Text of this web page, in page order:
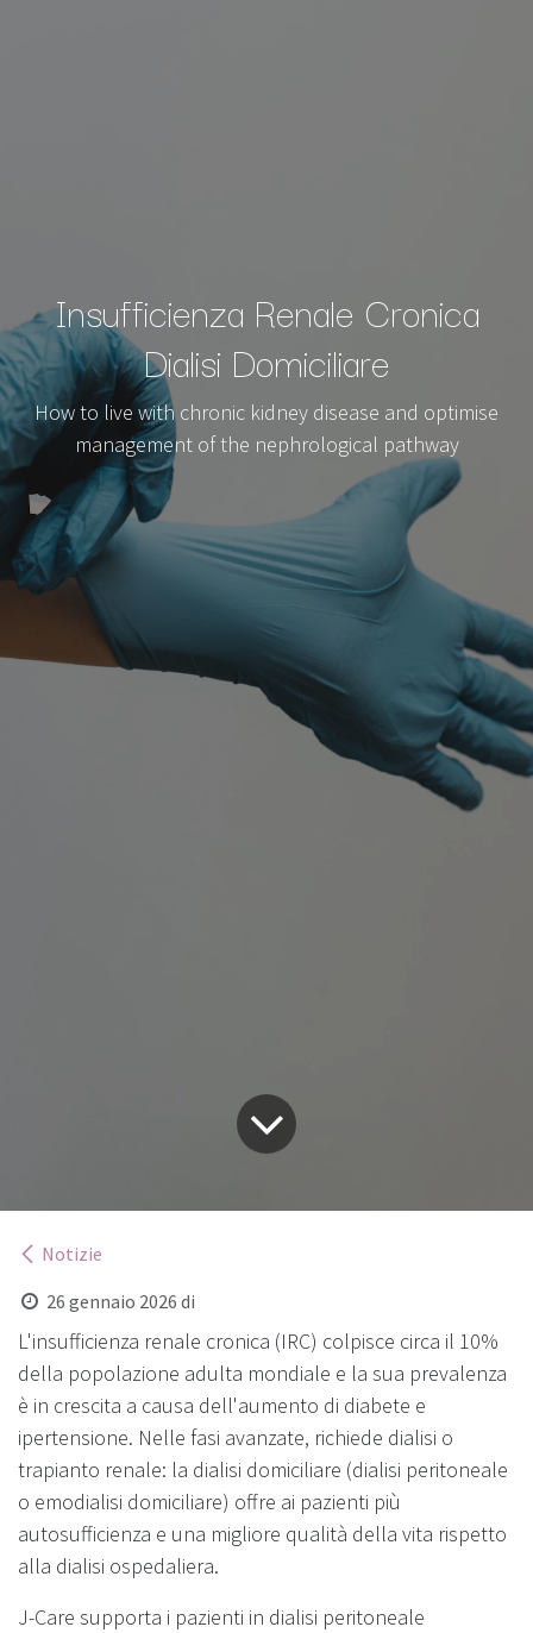
Insufficienza Renale Cronica
Dialisi Domiciliare
How to live with chronic kidney disease and optimise
management of the nephrological pathway
Notizie
26 gennaio 2026 di
L'insufficienza renale cronica (IRC) colpisce circa il 10%
della popolazione adulta mondiale e la sua prevalenza
è in crescita a causa dell'aumento di diabete e
ipertensione. Nelle fasi avanzate, richiede dialisi o
trapianto renale: la dialisi domiciliare (dialisi peritoneale
o emodialisi domiciliare) offre ai pazienti più
autosufficienza e una migliore qualità della vita rispetto
alla dialisi ospedaliera.
J-Care supporta i pazienti in dialisi peritoneale